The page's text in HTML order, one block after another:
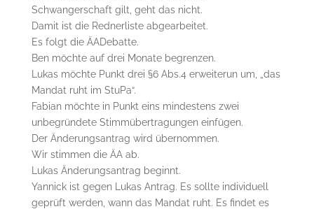
Schwangerschaft gilt, geht das nicht.
Damit ist die Rednerliste abgearbeitet.
Es folgt die ÄADebatte.
Ben möchte auf drei Monate begrenzen.
Lukas möchte Punkt drei §6 Abs.4 erweiterun um, „das
Mandat ruht im StuPa“.
Fabian möchte in Punkt eins mindestens zwei
unbegründete Stimmübertragungen einfügen.
Der Änderungsantrag wird übernommen.
Wir stimmen die ÄA ab.
Lukas Änderungsantrag beginnt.
Yannick ist gegen Lukas Antrag. Es sollte individuell
geprüft werden, wann das Mandat ruht. Es findet es